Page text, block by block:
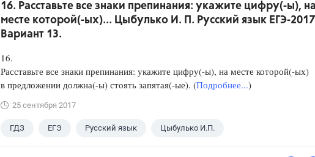
16. Расставьте все знаки препинания: укажите цифру(-ы),
месте которой(-ых)... Цыбулько И. П. Русский язык ЕГЭ-
Вариант 13.
16.
Расставьте все знаки препинания: укажите цифру(-ы), на месте которой(-ых)
в предложении должна(-ы) стоять запятая(-ые). (Подробнее...)
25 сентября 2017
ГДЗ ЕГЭ Русский язык Цыбулько И.П.